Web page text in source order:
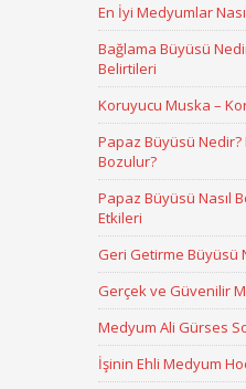
En İyi Medyumlar
Bağlama Büyüsü
Belirtileri
Koruyucu Muska –
Papaz Büyüsü Nedir?
Bozulur?
Papaz Büyüsü Nasıl
Etkileri
Geri Getirme Büyüsü
Gerçek ve Güvenilir
Medyum Ali Gürses
İşinin Ehli Medyum